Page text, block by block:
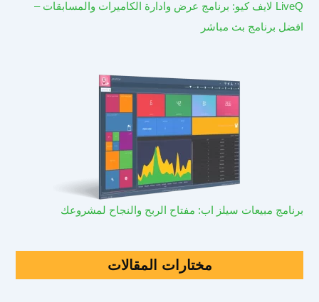
LiveQ لايف كيو: برنامج عرض وادارة الكاميرات والمسابقات –
افضل برنامج بث مباشر
برنامج مبيعات سيلز اب: مفتاح الربح والنجاح لمشروعك
مختارات المقالات